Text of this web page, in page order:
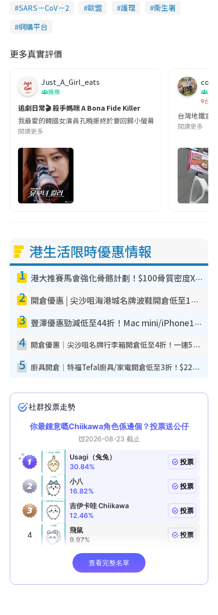
SARS－CoV－2
歐盟 護理
衞生署
網購平台
更多真實評價
Just_A_Girl_eats
娛樂
追劇日常🎬 殺手媽咪 A Bona Fide Killer
我最愛的韓國女演員孔曉振終於要回歸小螢幕啦!這次的劇本改編
閱讀更多
co
吹
台灣
台灣地鐵宣
閱讀更多
港生活限時優惠情報
1 港大推賽馬會強化骨骼計劃！$100骨質密度X光檢查 完成免費運動訓練送超市禮券！附參加資格
2 開倉優惠 | 尖沙咀海港城名牌波鞋開倉低至1折！On鞋$899起／Joy&Peace鞋履$98起
3 豐澤優惠勁減低至44折！Mac mini/iPhone17Pro大減價！廚房家電$220起
4 開倉優惠｜尖沙咀名牌行李箱開倉低至4折！一連5日 American Tourister/ace./Hallmark $200起！
5 廚具開倉｜特福Tefal廚具/家電開倉低至3折！$220起買平底鍋/炒鑊/湯煲！電飯煲/吸塵機/燙斗$418起